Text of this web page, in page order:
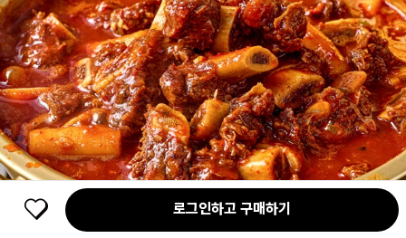
로그인하고 구매하기